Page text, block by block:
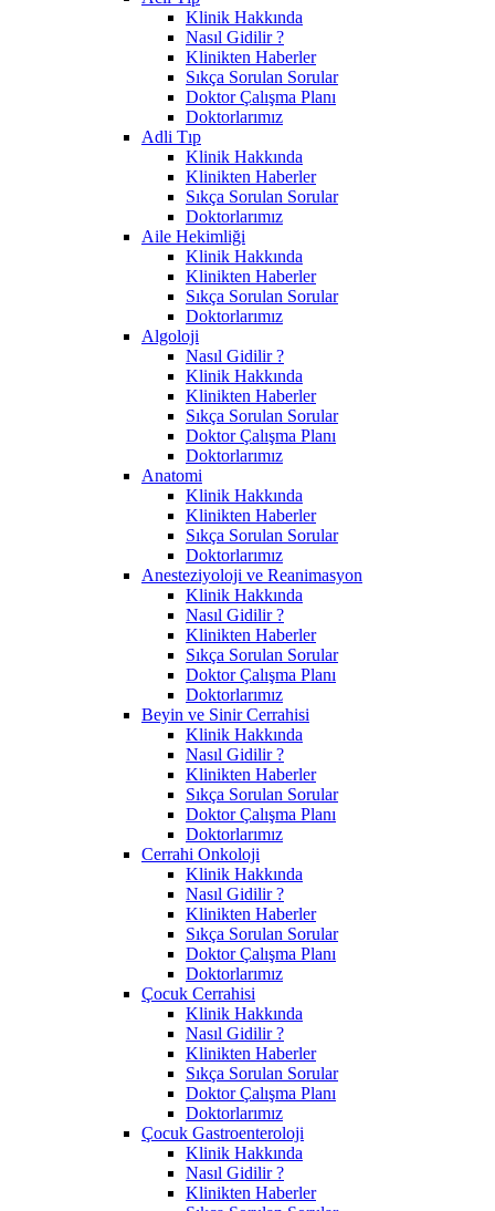
Klinik Hakkında
Nasıl Gidilir ?
Klinikten Haberler
Sıkça Sorulan Sorular
Doktor Çalışma Planı
Doktorlarımız
Adli Tıp
Klinik Hakkında
Klinikten Haberler
Sıkça Sorulan Sorular
Doktorlarımız
Aile Hekimliği
Klinik Hakkında
Klinikten Haberler
Sıkça Sorulan Sorular
Doktorlarımız
Algoloji
Nasıl Gidilir ?
Klinik Hakkında
Klinikten Haberler
Sıkça Sorulan Sorular
Doktor Çalışma Planı
Doktorlarımız
Anatomi
Klinik Hakkında
Klinikten Haberler
Sıkça Sorulan Sorular
Doktorlarımız
Anesteziyoloji ve Reanimasyon
Klinik Hakkında
Nasıl Gidilir ?
Klinikten Haberler
Sıkça Sorulan Sorular
Doktor Çalışma Planı
Doktorlarımız
Beyin ve Sinir Cerrahisi
Klinik Hakkında
Nasıl Gidilir ?
Klinikten Haberler
Sıkça Sorulan Sorular
Doktor Çalışma Planı
Doktorlarımız
Cerrahi Onkoloji
Klinik Hakkında
Nasıl Gidilir ?
Klinikten Haberler
Sıkça Sorulan Sorular
Doktor Çalışma Planı
Doktorlarımız
Çocuk Cerrahisi
Klinik Hakkında
Nasıl Gidilir ?
Klinikten Haberler
Sıkça Sorulan Sorular
Doktor Çalışma Planı
Doktorlarımız
Çocuk Gastroenteroloji
Klinik Hakkında
Nasıl Gidilir ?
Klinikten Haberler